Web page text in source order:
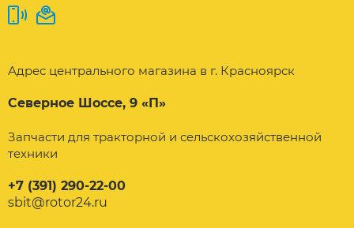
Адрес центрального магазина в г. Красноярск
Северное Шоссе, 9 «П»
Запчасти для тракторной и сельскохозяйственной
техники
+7 (391) 290-22-00
sbit@rotor24.ru